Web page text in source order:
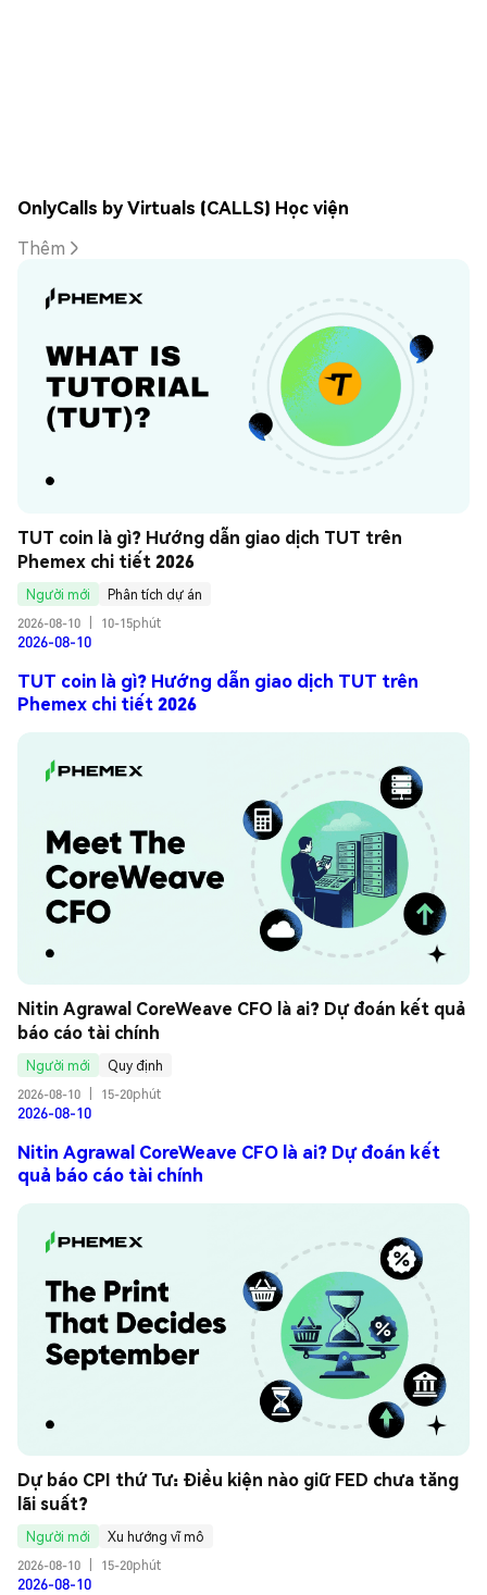
OnlyCalls by Virtuals (CALLS) Học viện
Thêm
TUT coin là gì? Hướng dẫn giao dịch TUT trên
Phemex chi tiết 2026
Người mới
Phân tích dự án
2026-08-10
10-15phút
2026-08-10
TUT coin là gì? Hướng dẫn giao dịch TUT trên
Phemex chi tiết 2026
Nitin Agrawal CoreWeave CFO là ai? Dự đoán kết quả
báo cáo tài chính
Người mới
Quy định
2026-08-10
15-20phút
2026-08-10
Nitin Agrawal CoreWeave CFO là ai? Dự đoán kết
quả báo cáo tài chính
Dự báo CPI thứ Tư: Điều kiện nào giữ FED chưa tăng
lãi suất?
Người mới
Xu hướng vĩ mô
2026-08-10
15-20phút
2026-08-10